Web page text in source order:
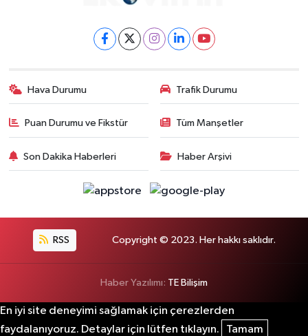
Hava Durumu Trafik Durumu
Puan Durumu ve Fikstür Tüm Manşetler
Son Dakika Haberleri Haber Arşivi
RSS Copyright © 2023. Her hakkı saklıdır.
Haber Yazılımı: TE Bilişim
En iyi site deneyimi sağlamak için çerezlerden
faydalanıyoruz. Detaylar için lütfen tıklayın.
Tamam